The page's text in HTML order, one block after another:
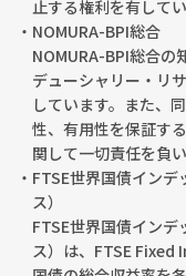
止する権利を有してい
・NOMURA-BPI総合
NOMURA-BPI総合の
デューシャリー・リ
しています。また、
性、有用性を保証す
関して一切責任を負い
・FTSE世界国債イン
ス）
FTSE世界国債イン
ス）は、FTSE Fixed